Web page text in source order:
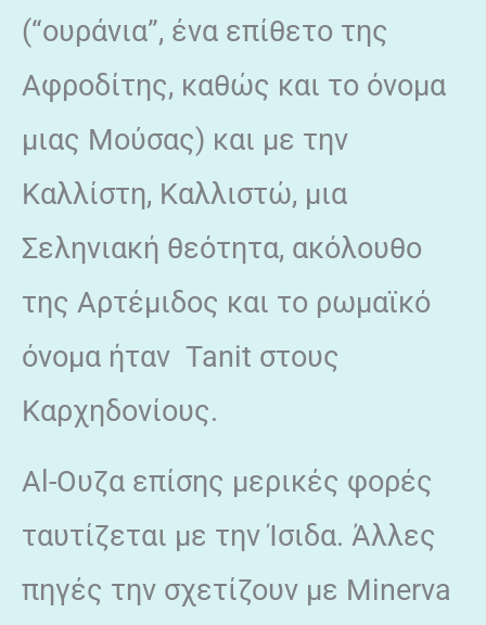
(“ουράνια”, ένα επίθετο της
Αφροδίτης, καθώς και το όνομα
μιας Μούσας) και με την
Καλλίστη, Καλλιστώ, μια
Σεληνιακή θεότητα, ακόλουθο
της Αρτέμιδος και το ρωμαϊκό
όνομα ήταν Tanit στους
Καρχηδονίους.
Al-Ουζα επίσης μερικές φορές
ταυτίζεται με την Ίσιδα. Άλλες
πηγές την σχετίζουν με Minerva